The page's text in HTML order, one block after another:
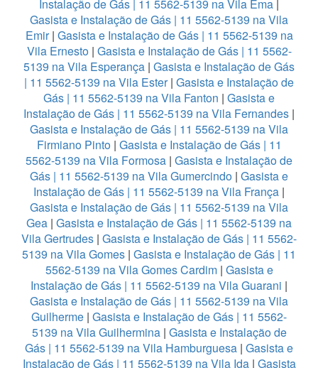
Instalação de Gás | 11 5562-5139 na Vila Ema |
Gasista e Instalação de Gás | 11 5562-5139 na Vila
Emir| Gasista e Instalação de Gás | 11 5562-5139 na
Vila Ernesto| Gasista e Instalação de Gás | 11 5562-
5139 na Vila Esperança | Gasista e Instalação de Gás
| 11 5562-5139 na Vila Ester| Gasista e Instalação de
Gás | 11 5562-5139 na Vila Fanton | Gasista e
Instalação de Gás | 11 5562-5139 na Vila Fernandes |
Gasista e Instalação de Gás | 11 5562-5139 na Vila
Firmiano Pinto| Gasista e Instalação de Gás | 11
5562-5139 na Vila Formosa | Gasista e Instalação de
Gás | 11 5562-5139 na Vila Gumercindo | Gasista e
Instalação de Gás | 11 5562-5139 na Vila França |
Gasista e Instalação de Gás | 11 5562-5139 na Vila
Gea | Gasista e Instalação de Gás | 11 5562-5139 na
Vila Gertrudes | Gasista e Instalação de Gás | 11 5562-
5139 na Vila Gomes | Gasista e Instalação de Gás | 11
5562-5139 na Vila Gomes Cardim| Gasista e
Instalação de Gás | 11 5562-5139 na Vila Guarani |
Gasista e Instalação de Gás | 11 5562-5139 na Vila
Guilherme | Gasista e Instalação de Gás | 11 5562-
5139 na Vila Guilhermina| Gasista e Instalação de
Gás | 11 5562-5139 na Vila Hamburguesa | Gasista e
Instalação de Gás | 11 5562-5139 na Vila Ida| Gasista